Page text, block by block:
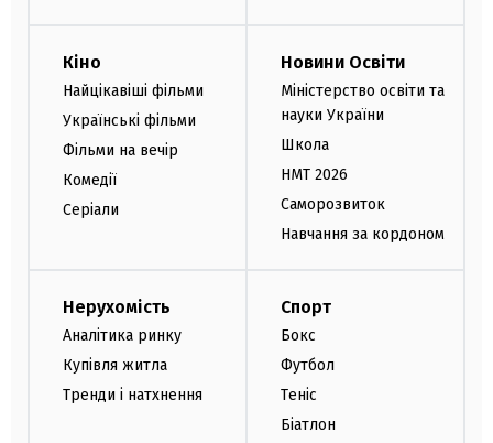
Кіно
Найцікавіші фільми
Українські фільми
Фільми на вечір
Комедії
Серіали
Новини Освіти
Міністерство освіти та
науки України
Школа
НМТ 2026
Саморозвиток
Навчання за кордоном
Нерухомість
Аналітика ринку
Купівля житла
Тренди і натхнення
Спорт
Бокс
Футбол
Теніс
Біатлон